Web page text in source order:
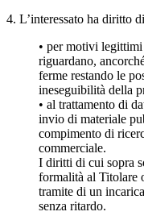
4. L’interessato ha diritto
• per motivi
riguardano,
ferme restando le
ineseguibilità della
• al trattamento di
invio di materiale
compimento di
commerciale.
I diritti di cui sopra
formalità al Titolare
tramite di un
senza ritardo.